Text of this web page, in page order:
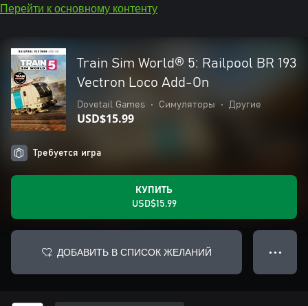
Перейти к основному контенту
Train Sim World® 5: Railpool BR 193
Vectron Loco Add-On
Dovetail Games • Симуляторы • Другие
USD$15.99
Требуется игра
КУПИТЬ
USD$15.99
ДОБАВИТЬ В СПИСОК ЖЕЛАНИЙ ● ● ●